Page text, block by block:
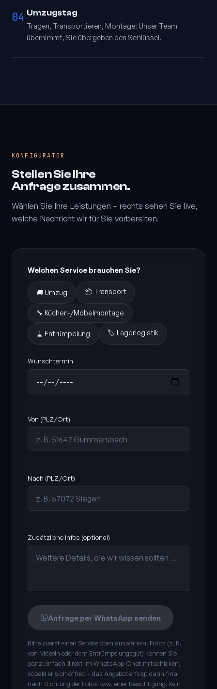
04 Umzugstag
Tragen, Transportieren, Montage: Unser Team
übernimmt, Sie übergeben den Schlüssel.
KONFIGURATOR
Stellen Sie Ihre
Anfrage zusammen.
Wählen Sie Ihre Leistungen – rechts sehen Sie live,
welche Nachricht wir für Sie vorbereiten.
Welchen Service brauchen Sie?
🚚 Umzug 📦 Transport
🔧 Küchen-/Möbelmontage
🧹 Entrümpelung 🏷️ Lagerlogistik
Wunschtermin
Von (PLZ/Ort)
Nach (PLZ/Ort)
Zusätzliche Infos (optional)
Anfrage per WhatsApp senden
Bitte zuerst einen Service oben auswählen. Fotos (z. B.
von Möbeln oder dem Entrümpelungsgut) können Sie
ganz einfach direkt im WhatsApp-Chat mitschicken,
sobald er sich öffnet – das Angebot erfolgt dann final
nach Sichtung der Fotos bzw. einer Besichtigung. Kein